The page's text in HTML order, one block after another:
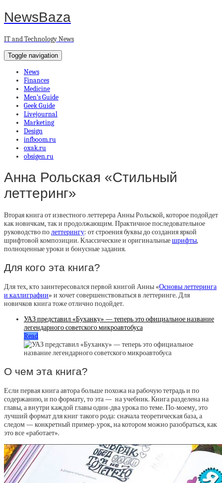
NewsBaza
IT and Technology News
Toggle navigation
News
Finances
Medicine
Men’s Guide
Geek Guide
Livejournal
Marketing
Design
infboom.ru
oxak.ru
obsigen.ru
Анна Рольская «Стильный
леттеринг»
Вторая книга от известного леттерера Анны Рольской, которое подойдет
как новичкам, так и продолжающим. Практичное последовательное
руководство полеттерингу: от строения буквы до создания яркой
шрифтовой композиции. Классические и оригинальныешрифты,
полноценные уроки и бонусные задания.
Для кого эта книга?
Для тех, кто заинтересовался первой книгой Анны «Основы леттеринга
и каллиграфии» и хочет совершенствоваться в леттеринге. Для
новичков книга тоже отлично подойдет.
УАЗ представил «Буханку» — теперь это официальное название
легендарного советского микроавтобуса
Read
О чем эта книга?
Если первая книга автора больше похожа на рабочую тетрадь и по
содержанию, и по формату, то эта — на учебник. Книга разделена на
главы, а внутри каждой главы один-два урока по теме. По-моему, это
лучший формат для книг такого рода: сначала теоретическая база, а
следом — конкретный пример-урок, на котором можно разобраться, как
это все «работает».